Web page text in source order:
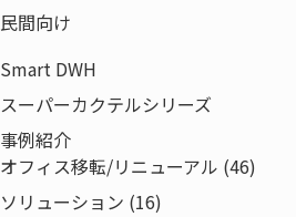
民間向け
Smart DWH
スーパーカクテルシリーズ
事例紹介
オフィス移転/リニューアル (46)
ソリューション (16)